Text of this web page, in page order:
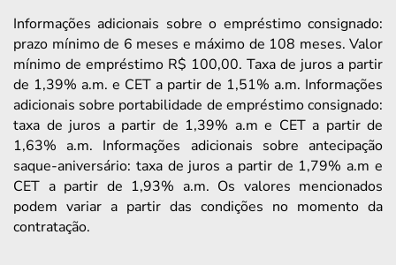
Informações adicionais sobre o empréstimo consignado:
prazo mínimo de 6 meses e máximo de 108 meses. Valor
mínimo de empréstimo R$ 100,00. Taxa de juros a partir
de 1,39% a.m. e CET a partir de 1,51% a.m. Informações
adicionais sobre portabilidade de empréstimo consignado:
taxa de juros a partir de 1,39% a.m e CET a partir de
1,63% a.m. Informações adicionais sobre antecipação
saque-aniversário: taxa de juros a partir de 1,79% a.m e
CET a partir de 1,93% a.m. Os valores mencionados
podem variar a partir das condições no momento da
contratação.